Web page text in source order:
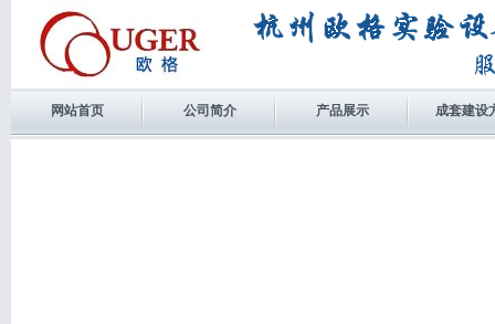
网站首页 公司简介 产品展示 成套建设